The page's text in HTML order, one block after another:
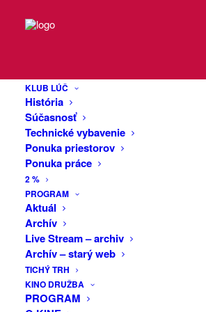
KLUB LÚČ
História
Súčasnosť
Technické vybavenie
Ponuka priestorov
Ponuka práce
2 %
PROGRAM
Aktuál
Archív
Live Stream – archiv
Archív – starý web
TICHÝ TRH
KINO DRUŽBA
PROGRAM
(koncert) +
Zaiček
(prednáška) +
sezóne (film)
Nemiesta – live koncert
Tri roky po vydaní albumu Black
Songs prichádza Miroslav Tóth
s Dystopic Requiem Quartet s
Nemiesta (Next Festival Records)